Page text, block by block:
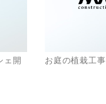
ェ開 お庭の植栽工事